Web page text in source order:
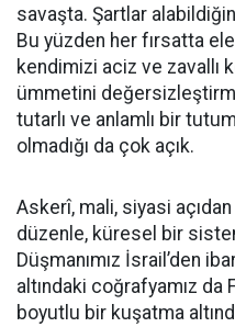
savaşta. Şartlar
Bu yüzden her fırsatta
kendimizi aciz ve zavallı
ümmetini
tutarlı ve anlamlı bir
olmadığı da çok açık.
Askerî, mali, siyasi
düzenle, küresel bir
Düşmanımız İsrail’den
altındaki coğrafyamız da
boyutlu bir kuşatma